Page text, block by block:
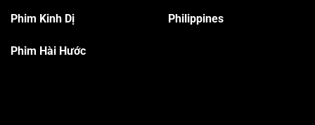
Phim Kinh Dị
Phim Hài Hước
Philippines